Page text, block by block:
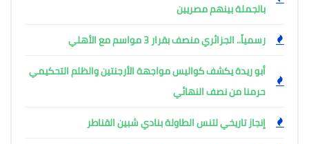
بالجملة بينهم مصريين
رسمياً.. الجزائري منصف بقرار 3 مواسم مع الأهلي
أبو ريدة يكشف كواليس مواجهة الأرجنتين والظلم التحكيمي
حرمنا من نصف النهائي
إنجاز تاريخي لتنس الطاولة بنادي شبين القناطر